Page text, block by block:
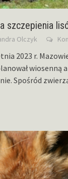
szczepienia
Olczyk
2023 r.
wiosenną
Spośród